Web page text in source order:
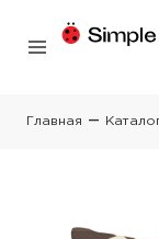
Главная